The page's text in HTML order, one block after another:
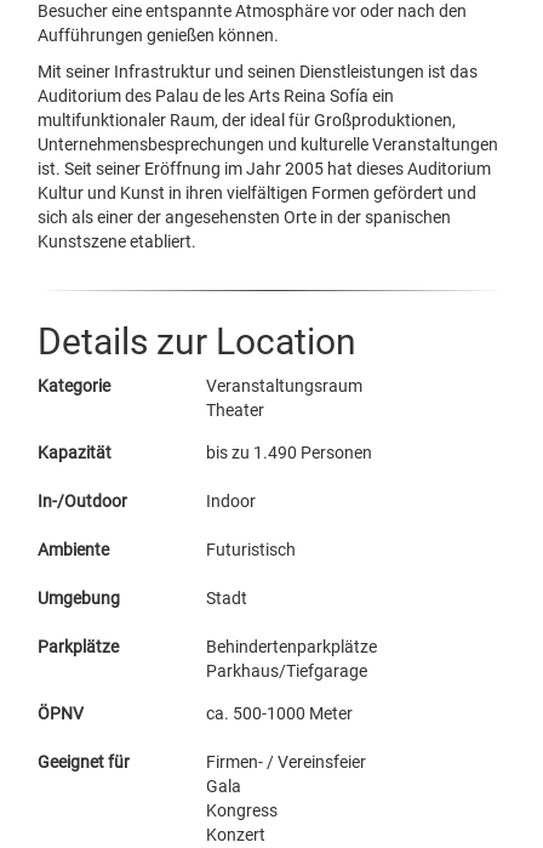
Besucher eine entspannte Atmosphäre vor oder nach den
Aufführungen genießen können.
Mit seiner Infrastruktur und seinen Dienstleistungen ist das
Auditorium des Palau de les Arts Reina Sofía ein
multifunktionaler Raum, der ideal für Großproduktionen,
Unternehmensbesprechungen und kulturelle Veranstaltungen
ist. Seit seiner Eröffnung im Jahr 2005 hat dieses Auditorium
Kultur und Kunst in ihren vielfältigen Formen gefördert und
sich als einer der angesehensten Orte in der spanischen
Kunstszene etabliert.
Details zur Location
Kategorie
Veranstaltungsraum
Theater
Kapazität bis zu 1.490 Personen
In-/Outdoor Indoor
Ambiente Futuristisch
Umgebung Stadt
Parkplätze
Behindertenparkplätze
Parkhaus/Tiefgarage
ÖPNV ca. 500-1000 Meter
Geeignet für
Firmen- / Vereinsfeier
Gala
Kongress
Konzert